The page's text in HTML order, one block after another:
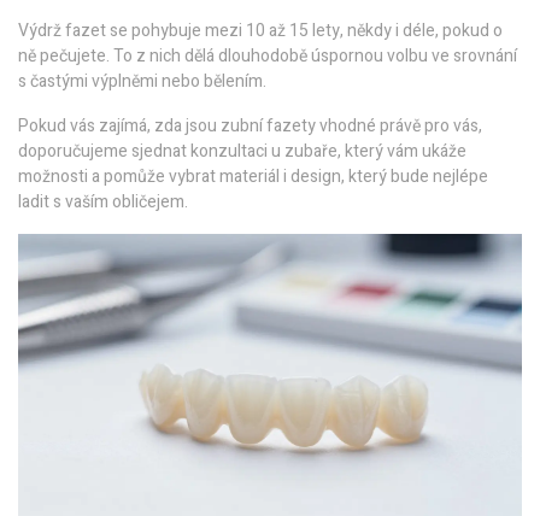
Výdrž fazet se pohybuje mezi 10 až 15 lety, někdy i déle, pokud o
ně pečujete. To z nich dělá dlouhodobě úspornou volbu ve srovnání
s častými výplněmi nebo bělením.
Pokud vás zajímá, zda jsou zubní fazety vhodné právě pro vás,
doporučujeme sjednat konzultaci u zubaře, který vám ukáže
možnosti a pomůže vybrat materiál i design, který bude nejlépe
ladit s vaším obličejem.